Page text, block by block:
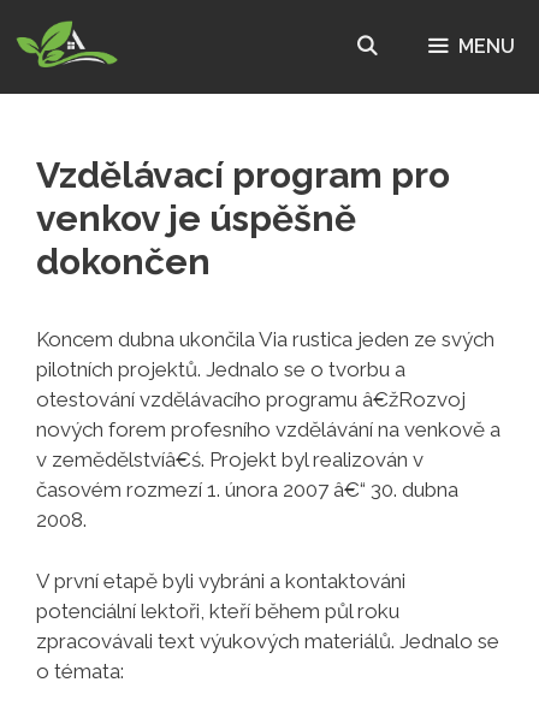
na
obsah
MENU
Vzdělávací program pro
venkov je úspěšně
dokončen
Koncem dubna ukončila Via rustica jeden ze svých
pilotních projektů. Jednalo se o tvorbu a
otestování vzdělávacího programu â€žRozvoj
nových forem profesního vzdělávání na venkově a
v zemědělstvíâ€ś. Projekt byl realizován v
časovém rozmezí 1. února 2007 â€“ 30. dubna
2008.
V první etapě byli vybráni a kontaktováni
potenciální lektoři, kteří během půl roku
zpracovávali text výukových materiálů. Jednalo se
o témata: